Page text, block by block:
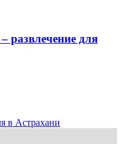
развлечение для
в Астрахани